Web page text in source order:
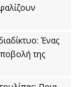
Ένας
της